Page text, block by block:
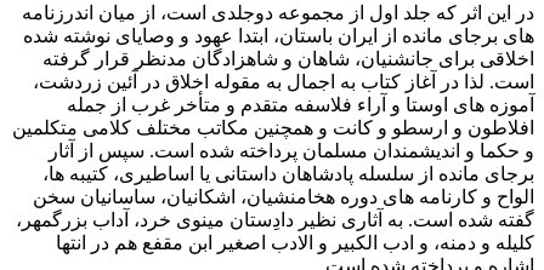
در این اثر که جلد اول از مجموعه دوجلدی است، از میان اندرزنامه
های برجای مانده از ایران باستان، ابتدا عهود و وصایای نوشته شده
اخلاقی برای جانشنیان، شاهان و شاهزادگان مدنظر قرار گرفته
است. لذا در آغاز کتاب به اجمال به مقوله اخلاق در آئین زردشت،
آموزه های اوستا و آراء فلاسفه متقدم و متأخر غرب از جمله
افلاطون و ارسطو و کانت و همچنین مکاتب مختلف کلامی متکلمین
و حکما و اندیشمندان مسلمان پرداخته شده است. سپس از آثار
برجای مانده از سلسله پادشاهان داستانی یا اساطیری، کتیبه ها،
الواح و کارنامه های دوره هخامنشیان، اشکانیان، ساسانیان سخن
گفته شده است. به آثاری نظیر دادِستان مینوی خرد، آداب بزرگمهر،
کلیله و دمنه، و ادب الکبیر و الادب اصغیر ابن مقفع هم در انتها
اشاره و پرداخته شده است.